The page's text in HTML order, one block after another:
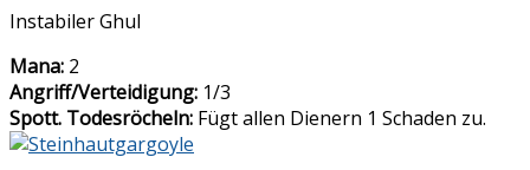
Instabiler Ghul
Mana: 2
Angriff/Verteidigung: 1/3
Spott. Todesröcheln: Fügt allen Dienern 1 Schaden zu.